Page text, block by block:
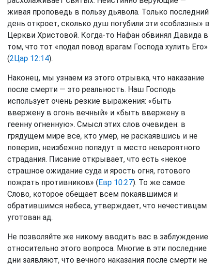
живая проповедь в пользу дьявола. Только последний
день откроет, сколько душ погубили эти «соблазны» в
Церкви Христовой. Когда-то Нафан обвинял Давида в
том, что тот «подал повод врагам Господа хулить Его»
(2Цар 12:14).
Наконец, мы узнаем из этого отрывка, что наказание
после смерти — это реальность. Наш Господь
использует очень резкие выражения: «быть
ввержену в огонь вечный» и «быть ввержену в
геенну огненную». Смысл этих слов очевиден: в
грядущем мире все, кто умер, не раскаявшись и не
поверив, неизбежно попадут в место невероятного
страдания. Писание открывает, что есть «некое
страшное ожидание суда и ярость огня, готового
пожрать противников» (Евр 10:27). То же самое
Слово, которое обещает всем покаявшимся и
обратившимся небеса, утверждает, что нечестивцам
уготован ад.
Не позволяйте же никому вводить вас в заблуждение
относительно этого вопроса. Многие в эти последние
дни заявляют, что вечного наказания после смерти не